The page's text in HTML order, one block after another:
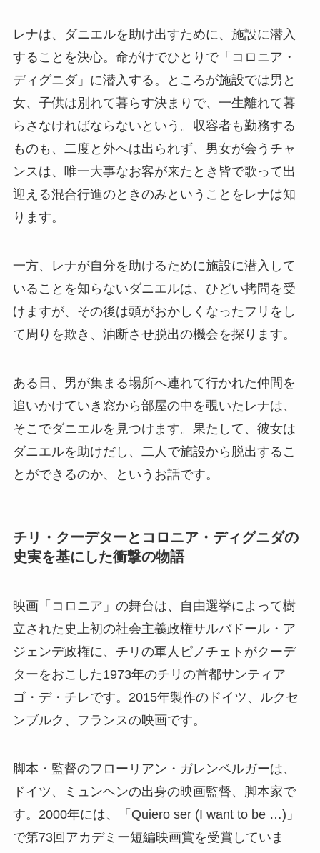
レナは、ダニエルを助け出すために、施設に潜入
することを決心。命がけでひとりで「コロニア・
ディグニダ」に潜入する。ところが施設では男と
女、子供は別れて暮らす決まりで、一生離れて暮
らさなければならないという。収容者も勤務する
ものも、二度と外へは出られず、男女が会うチャ
ンスは、唯一大事なお客が来たとき皆で歌って出
迎える混合行進のときのみということをレナは知
ります。
一方、レナが自分を助けるために施設に潜入して
いることを知らないダニエルは、ひどい拷問を受
けますが、その後は頭がおかしくなったフリをし
て周りを欺き、油断させ脱出の機会を探ります。
ある日、男が集まる場所へ連れて行かれた仲間を
追いかけていき窓から部屋の中を覗いたレナは、
そこでダニエルを見つけます。果たして、彼女は
ダニエルを助けだし、二人で施設から脱出するこ
とができるのか、というお話です。
チリ・クーデターとコロニア・ディグニダの
史実を基にした衝撃の物語
映画「コロニア」の舞台は、自由選挙によって樹
立された史上初の社会主義政権サルバドール・ア
ジェンデ政権に、チリの軍人ピノチェトがクーデ
ターをおこした1973年のチリの首都サンティア
ゴ・デ・チレです。2015年製作のドイツ、ルクセ
ンブルク、フランスの映画です。
脚本・監督のフローリアン・ガレンベルガーは、
ドイツ、ミュンヘンの出身の映画監督、脚本家で
す。2000年には、「Quiero ser (I want to be …)」
で第73回アカデミー短編映画賞を受賞していま